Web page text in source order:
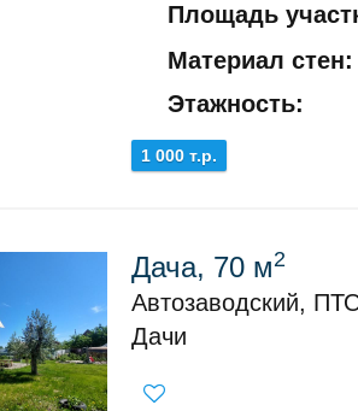
Площадь
Материал стен:
Этажность:
1 000 т.р.
Дача, 70 м2
Автозаводский,
Дачи